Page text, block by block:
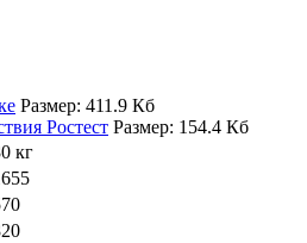
Размер: 411.9 Кб
Ростест Размер: 154.4 Кб
кг